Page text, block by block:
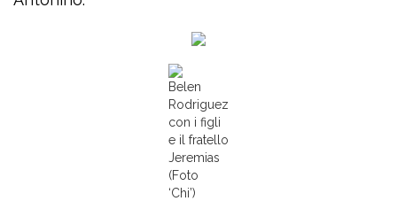
Belen
Rodriguez
con i figli
e il fratello
Jeremias
(Foto
‘Chi’)